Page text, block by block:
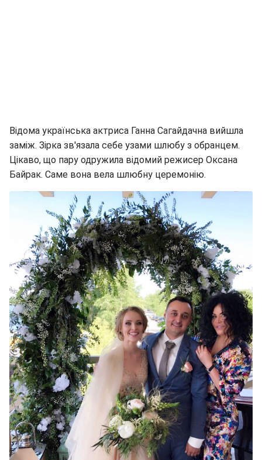
Відома українська актриса Ганна Сагайдачна вийшла
заміж. Зірка зв'язала себе узами шлюбу з обранцем.
Цікаво, що пару одружила відомий режисер Оксана
Байрак. Саме вона вела шлюбну церемонію.